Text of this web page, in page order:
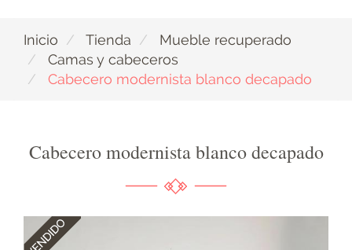
Inicio Tienda
Mueble recuperado
Camas y cabeceros
Cabecero modernista blanco decapado
Cabecero modernista blanco decapado